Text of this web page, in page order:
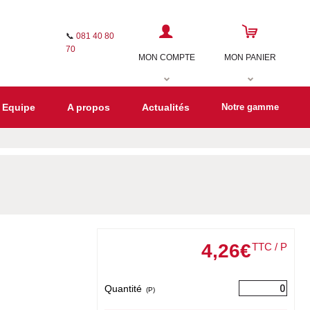
📞 081 40 80
70
MON COMPTE
MON PANIER
Equipe A propos Actualités Notre gamme
4,26€TTC / P
Quantité (P)